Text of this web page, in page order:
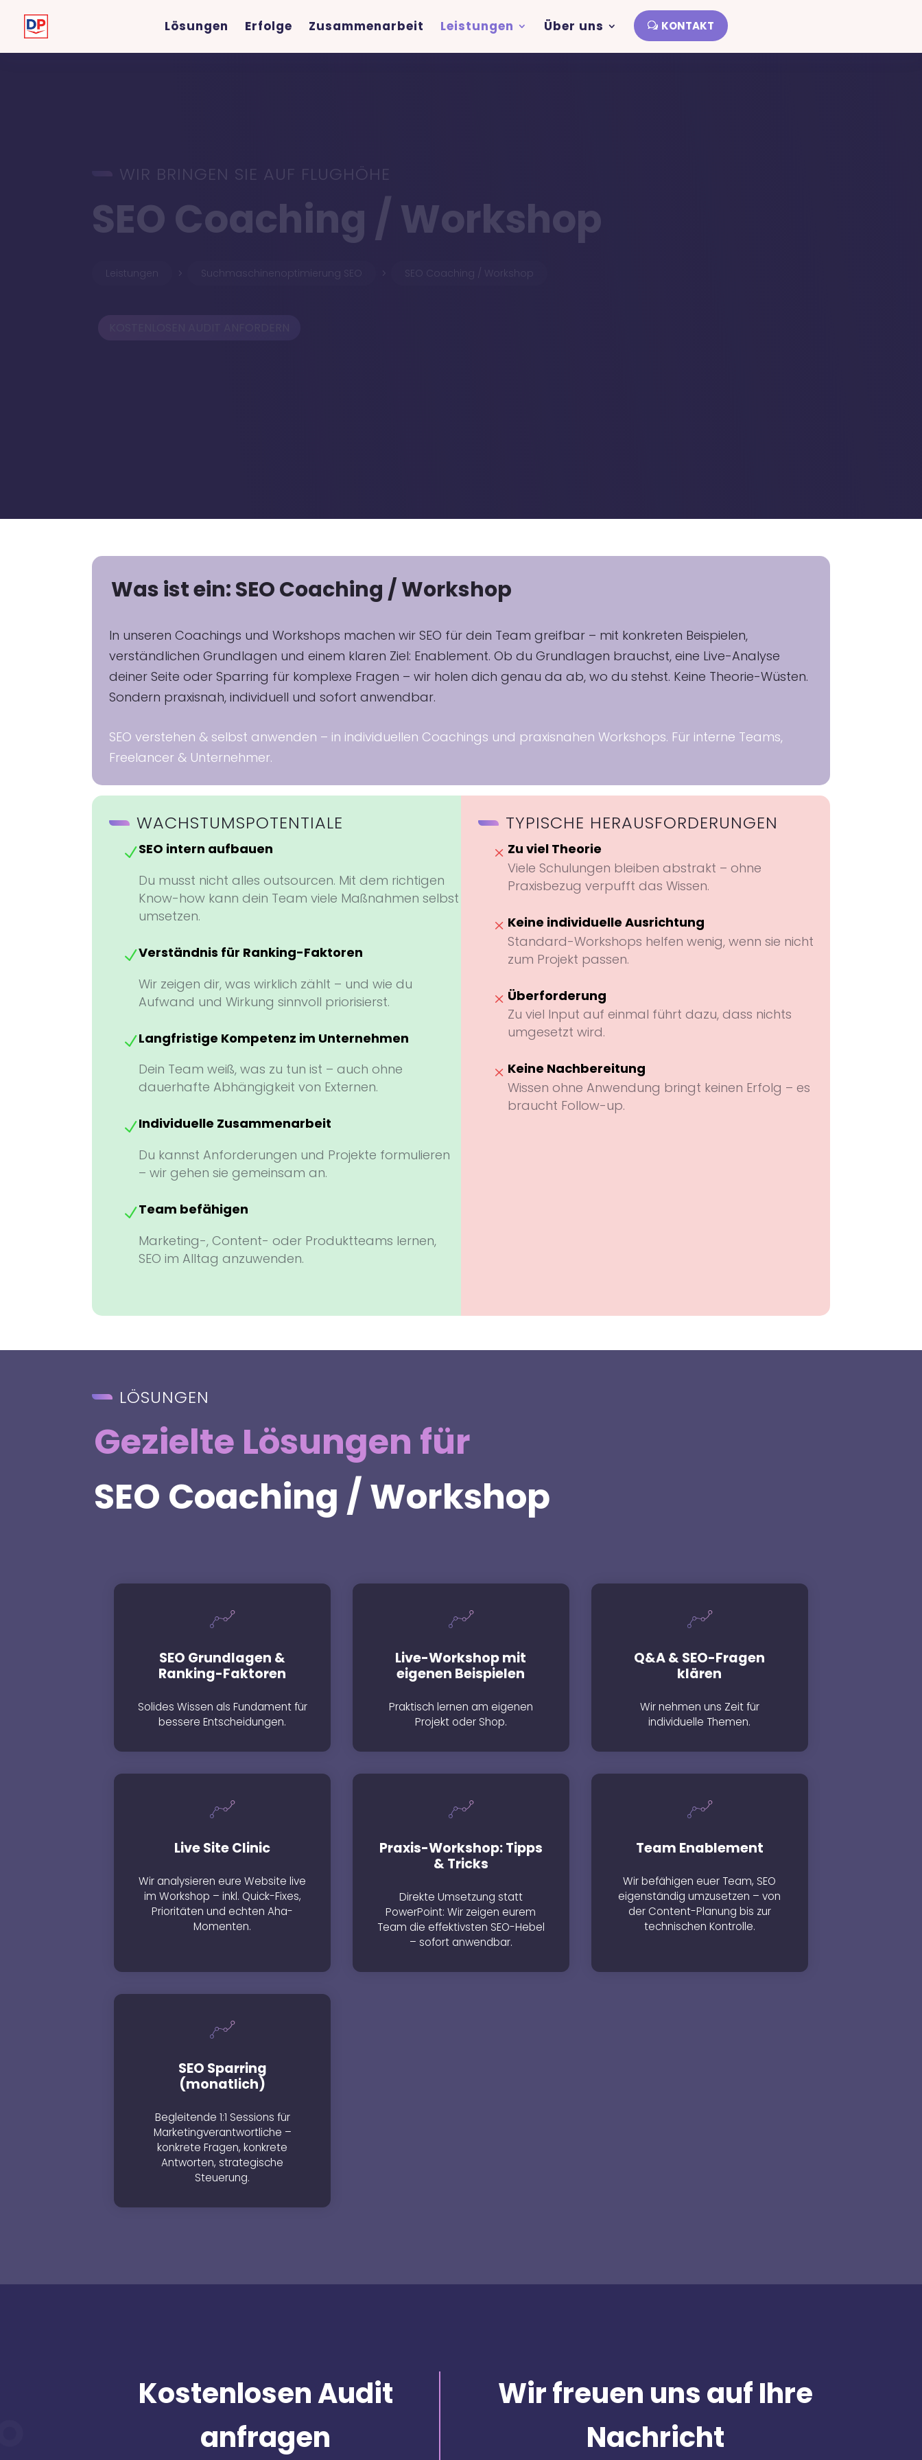
Lösungen Erfolge Zusammenarbeit Leistungen Über uns KONTAKT
WIR BRINGEN SIE AUF FLUGHÖHE
SEO Coaching / Workshop
Leistungen Suchmaschinenoptimierung SEO 5 SEO Coaching / Workshop
Was ist ein:SEO Coaching / Workshop
In unseren Coachings und Workshops machen wir SEO für dein Team greifbar – mit konkreten Beispielen,
verständlichen Grundlagen und einem klaren Ziel: Enablement. Ob du Grundlagen brauchst, eine Live-Analyse
deiner Seite oder Sparring für komplexe Fragen – wir holen dich genau da ab, wo du stehst. Keine Theorie-Wüsten.
Sondern praxisnah, individuell und sofort anwendbar.
SEO verstehen & selbst anwenden – in individuellen Coachings und praxisnahen Workshops. Für interne Teams,
Freelancer & Unternehmer.
WACHSTUMSPOTENTIALE
NSEO intern aufbauen
Du musst nicht alles outsourcen. Mit dem richtigen
Know-how kann dein Team viele Maßnahmen selbst
umsetzen.
NVerständnis für Ranking-Faktoren
Wir zeigen dir, was wirklich zählt – und wie du
Aufwand und Wirkung sinnvoll priorisierst.
NLangfristige Kompetenz im Unternehmen
Dein Team weiß, was zu tun ist – auch ohne
dauerhafte Abhängigkeit von Externen.
NIndividuelle Zusammenarbeit
Du kannst Anforderungen und Projekte formulieren
– wir gehen sie gemeinsam an.
NTeam befähigen
Marketing-, Content- oder Produktteams lernen,
SEO im Alltag anzuwenden.
TYPISCHE HERAUSFORDERUNGEN
M Zu viel Theorie
Viele Schulungen bleiben abstrakt – ohne
Praxisbezug verpufft das Wissen.
M Keine individuelle Ausrichtung
Standard-Workshops helfen wenig, wenn sie nicht
zum Projekt passen.
M Überforderung
Zu viel Input auf einmal führt dazu, dass nichts
umgesetzt wird.
M Keine Nachbereitung
Wissen ohne Anwendung bringt keinen Erfolg – es
braucht Follow-up.
LÖSUNGEN
Gezielte Lösungen für
SEO Coaching / Workshop
SEO Grundlagen &
Ranking-Faktoren
Solides Wissen als Fundament für
bessere Entscheidungen.
Live-Workshop mit
eigenen Beispielen
Praktisch lernen am eigenen
Projekt oder Shop.
Q&A & SEO-Fragen
klären
Wir nehmen uns Zeit für
individuelle Themen.
Live Site Clinic
Wir analysieren eure Website live
im Workshop – inkl. Quick-Fixes,
Prioritäten und echten Aha-
Momenten.
Praxis-Workshop: Tipps
& Tricks
Direkte Umsetzung statt
PowerPoint: Wir zeigen eurem
Team die effektivsten SEO-Hebel
– sofort anwendbar.
Team Enablement
Wir befähigen euer Team, SEO
eigenständig umzusetzen – von
der Content-Planung bis zur
technischen Kontrolle.
SEO Sparring
(monatlich)
Begleitende 1:1 Sessions für
Marketingverantwortliche –
konkrete Fragen, konkrete
Antworten, strategische
Steuerung.
Kostenlosen Audit
anfragen
Wir freuen uns auf Ihre
Nachricht